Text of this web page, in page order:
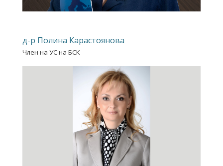
д-р Полина Карастоянова
Член на УС на БСК